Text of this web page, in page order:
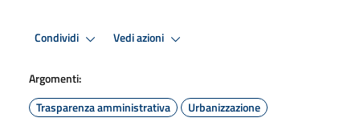
Condividi Vedi azioni
Argomenti:
Trasparenza amministrativa
Urbanizzazione